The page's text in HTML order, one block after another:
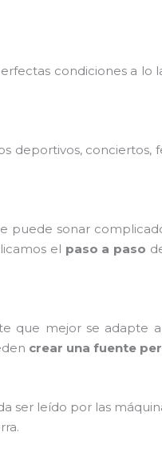
condiciones a lo
deportivos, conciertos,
puede sonar
el paso a paso
que mejor se adapte
crear una fuente
ser leído por las